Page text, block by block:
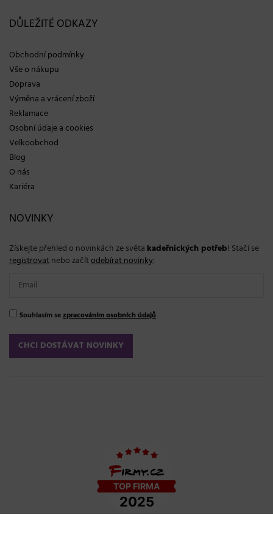
DŮLEŽITÉ ODKAZY
Obchodní podmínky
Vše o nákupu
Doprava
Výměna a vrácení zboží
Reklamace
Osobní údaje a cookies
Velkoobchod
Blog
O nás
Kariéra
NOVINKY
Získejte přehled o novinkách ze světa kadeřnických potřeb! Stačí se
registrovatnebo začítodebírat novinky:
Souhlasím sezpracováním osobních údajů